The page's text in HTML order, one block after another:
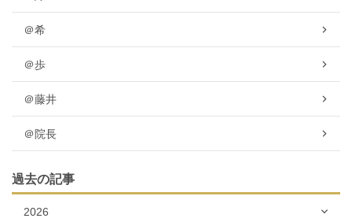
＠希
＠歩
＠藤井
＠院長
過去の記事
2026